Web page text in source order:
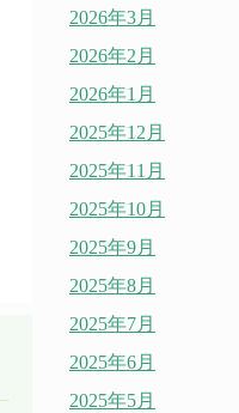
2026年3月
2026年2月
2026年1月
2025年12月
2025年11月
2025年10月
2025年9月
2025年8月
2025年7月
2025年6月
2025年5月